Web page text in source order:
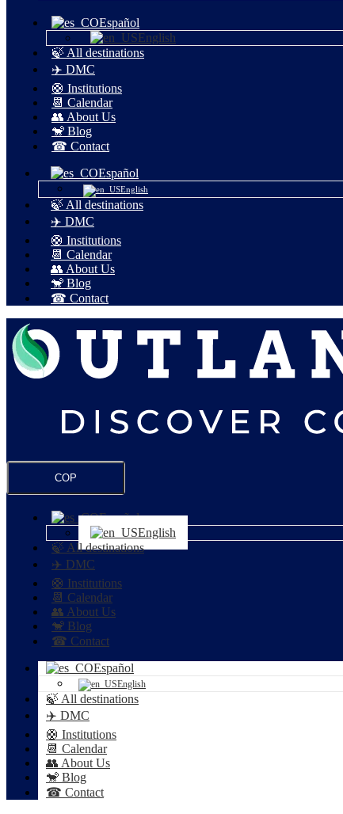
Español
English
🍃 All destinations
✈️ DMC
🛟 Institutions
📆 Calendar
👥 About Us
🐒 Blog
☎ Contact
Español
English
🍃 All destinations
✈️ DMC
🛟 Institutions
📆 Calendar
👥 About Us
🐒 Blog
☎ Contact
COP
Español
English
🍃 All destinations
✈️ DMC
🛟 Institutions
📆 Calendar
👥 About Us
🐒 Blog
☎ Contact
Español
English
🍃 All destinations
✈️ DMC
🛟 Institutions
📆 Calendar
👥 About Us
🐒 Blog
☎ Contact